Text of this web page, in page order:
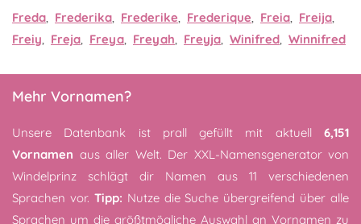
Freda, Frederika, Frederike, Frederique, Freia, Freija,
Freiy, Freja, Freya, Freyah, Freyja, Winifred, Winnifred
Mehr Vornamen?
Unsere Datenbank ist prall gefüllt mit aktuell 6,151
Vornamen aus aller Welt. Der XXL-Namensgenerator von
Windelprinz schlägt dir Namen aus 11 verschiedenen
Sprachen vor. Tipp: Nutze die Suche übergreifend über alle
Sprachen um die größtmögliche Auswahl an Vornamen zu